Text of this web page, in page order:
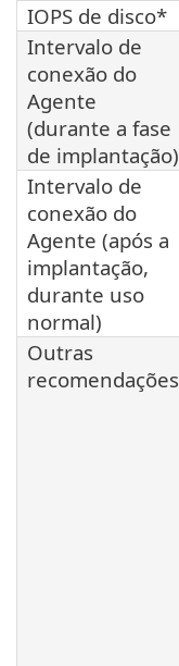
IOPS de disco*
Intervalo de
conexão do
Agente
(durante a fase
de implantação)
Intervalo de
conexão do
Agente (após a
implantação,
durante uso
normal)
Outras
recomendações